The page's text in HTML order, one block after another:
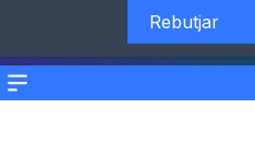
Menu
Rebutjar